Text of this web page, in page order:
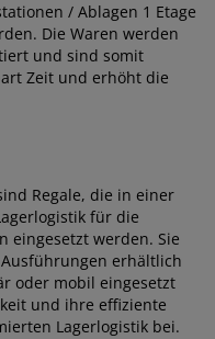
/ Ablagen 1 Etage
Die Waren werden
und sind somit
Zeit und erhöht die
Regale, die in einer
für die
eingesetzt werden. Sie
erhältlich
oder mobil eingesetzt
und ihre effiziente
Lagerlogistik bei.